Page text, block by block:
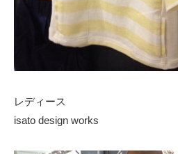
レディース
isato design works